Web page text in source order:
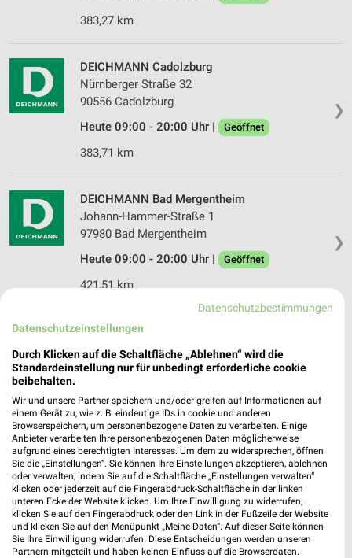
383,27 km
❯
DEICHMANN Cadolzburg
Nürnberger Straße 32
90556 Cadolzburg
Heute 09:00 - 20:00 Uhr |
Geöffnet
383,71 km
❯
DEICHMANN Bad Mergentheim
Johann-Hammer-Straße 1
97980 Bad Mergentheim
Heute 09:00 - 20:00 Uhr |
Geöffnet
421,51 km
Shoe4You Bad Mergentheim
Johann-Hammer-Straße 1
97980 Bad Mergentheim
421,51 km
DEICHMANN Crailsheim
Hallerstraße 207
74564 Crailsheim
Heute 09:00 - 18:00 Uhr | Geöffnet
444,31 km
Datenschutzbestimmungen
Datenschutzeinstellungen
Durch Klicken auf die Schaltfläche „Ablehnen“ wird die
Standardeinstellung nur für unbedingt erforderliche cookie
beibehalten.
Wir und unsere Partner speichern und/oder greifen auf Informationen auf
einem Gerät zu, wie z. B. eindeutige IDs in cookie und anderen
Browserspeichern, um personenbezogene Daten zu verarbeiten. Einige
Anbieter verarbeiten Ihre personenbezogenen Daten möglicherweise
aufgrund eines berechtigten Interesses. Um dem zu widersprechen, öffnen
Sie die „Einstellungen“. Sie können Ihre Einstellungen akzeptieren, ablehnen
oder verwalten, indem Sie auf die Schaltfläche „Einstellungen verwalten“
klicken oder jederzeit auf die Fingerabdruck-Schaltfläche in der linken
unteren Ecke der Website klicken. Um Ihre Einwilligung zu widerrufen,
klicken Sie auf den Fingerabdruck oder den Link in der Fußzeile der Website
und klicken Sie auf den Menüpunkt „Meine Daten“. Auf dieser Seite können
Sie Ihre Einwilligung widerrufen. Diese Entscheidungen werden unseren
Partnern mitgeteilt und haben keinen Einfluss auf die Browserdaten.